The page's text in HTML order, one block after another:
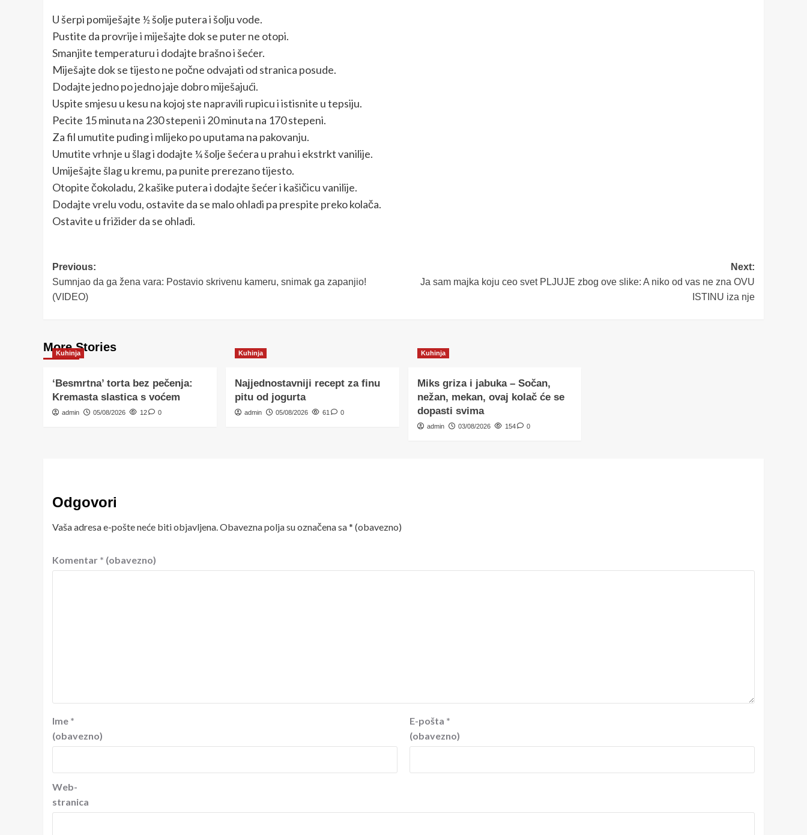
U šerpi pomiješajte ½ šolje putera i šolju vode.
Pustite da provrije i miješajte dok se puter ne otopi.
Smanjite temperaturu i dodajte brašno i šećer.
Miješajte dok se tijesto ne počne odvajati od stranica posude.
Dodajte jedno po jedno jaje dobro miješajući.
Uspite smjesu u kesu na kojoj ste napravili rupicu i istisnite u tepsiju.
Pecite 15 minuta na 230 stepeni i 20 minuta na 170 stepeni.
Za fil umutite puding i mlijeko po uputama na pakovanju.
Umutite vrhnje u šlag i dodajte ¼ šolje šećera u prahu i ekstrkt vanilije.
Umiješajte šlag u kremu, pa punite prerezano tijesto.
Otopite čokoladu, 2 kašike putera i dodajte šećer i kašičicu vanilije.
Dodajte vrelu vodu, ostavite da se malo ohladi pa prespite preko kolača.
Ostavite u frižider da se ohladi.
Post
navigation
Previous:
Sumnjao da ga žena vara: Postavio skrivenu kameru, snimak ga zapanjio!
(VIDEO)
Next:
Ja sam majka koju ceo svet PLJUJE zbog ove slike: A niko od vas ne zna OVU
ISTINU iza nje
More Stories
Kuhinja
‘Besmrtna’ torta bez pečenja:
Kremasta slastica s voćem
admin 05/08/2026 12 0
Kuhinja
Najjednostavniji recept za finu
pitu od jogurta
admin 05/08/2026 61 0
Kuhinja
Miks griza i jabuka – Sočan,
nežan, mekan, ovaj kolač će se
dopasti svima
admin 03/08/2026 154 0
Odgovori
Vaša adresa e-pošte neće biti objavljena. Obavezna polja su označena sa* (obavezno)
Komentar * (obavezno)
Ime *
(obavezno)
E-pošta *
(obavezno)
Web-
stranica